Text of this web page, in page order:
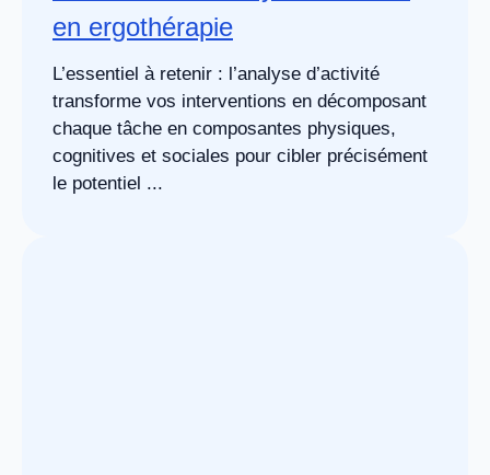
en ergothérapie
L’essentiel à retenir : l’analyse d’activité
transforme vos interventions en décomposant
chaque tâche en composantes physiques,
cognitives et sociales pour cibler précisément
le potentiel ...